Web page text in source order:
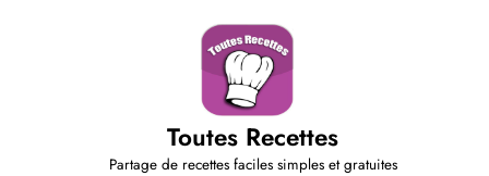
Toutes Recettes
Partage de recettes faciles simples et gratuites